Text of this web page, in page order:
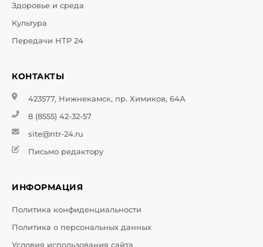
Здоровье и среда
Культура
Передачи НТР 24
КОНТАКТЫ
423577, Нижнекамск, пр. Химиков, 64А
8 (8555) 42-32-57
site@ntr-24.ru
Письмо редактору
ИНФОРМАЦИЯ
Политика конфиденциальности
Политика о персональных данных
Условия использования сайта